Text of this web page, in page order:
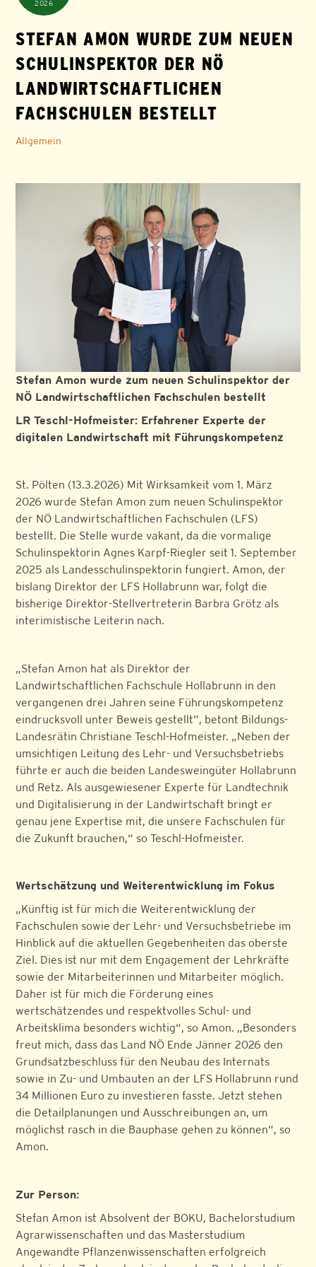
2026
STEFAN AMON WURDE ZUM NEUEN
SCHULINSPEKTOR DER NÖ
LANDWIRTSCHAFTLICHEN
FACHSCHULEN BESTELLT
Allgemein
Stefan Amon wurde zum neuen Schulinspektor der
NÖ Landwirtschaftlichen Fachschulen bestellt
LR Teschl-Hofmeister: Erfahrener Experte der
digitalen Landwirtschaft mit Führungskompetenz
St. Pölten (13.3.2026) Mit Wirksamkeit vom 1. März
2026 wurde Stefan Amon zum neuen Schulinspektor
der NÖ Landwirtschaftlichen Fachschulen (LFS)
bestellt. Die Stelle wurde vakant, da die vormalige
Schulinspektorin Agnes Karpf-Riegler seit 1. September
2025 als Landesschulinspektorin fungiert. Amon, der
bislang Direktor der LFS Hollabrunn war, folgt die
bisherige Direktor-Stellvertreterin Barbra Grötz als
interimistische Leiterin nach.
„Stefan Amon hat als Direktor der
Landwirtschaftlichen Fachschule Hollabrunn in den
vergangenen drei Jahren seine Führungskompetenz
eindrucksvoll unter Beweis gestellt”, betont Bildungs-
Landesrätin Christiane Teschl-Hofmeister. „Neben der
umsichtigen Leitung des Lehr- und Versuchsbetriebs
führte er auch die beiden Landesweingüter Hollabrunn
und Retz. Als ausgewiesener Experte für Landtechnik
und Digitalisierung in der Landwirtschaft bringt er
genau jene Expertise mit, die unsere Fachschulen für
die Zukunft brauchen,“ so Teschl-Hofmeister.
Wertschätzung und Weiterentwicklung im Fokus
„Künftig ist für mich die Weiterentwicklung der
Fachschulen sowie der Lehr- und Versuchsbetriebe im
Hinblick auf die aktuellen Gegebenheiten das oberste
Ziel. Dies ist nur mit dem Engagement der Lehrkräfte
sowie der Mitarbeiterinnen und Mitarbeiter möglich.
Daher ist für mich die Förderung eines
wertschätzendes und respektvolles Schul- und
Arbeitsklima besonders wichtig“, so Amon. „Besonders
freut mich, dass das Land NÖ Ende Jänner 2026 den
Grundsatzbeschluss für den Neubau des Internats
sowie in Zu- und Umbauten an der LFS Hollabrunn rund
34 Millionen Euro zu investieren fasste. Jetzt stehen
die Detailplanungen und Ausschreibungen an, um
möglichst rasch in die Bauphase gehen zu können“, so
Amon.
Zur Person:
Stefan Amon ist Absolvent der BOKU, Bachelorstudium
Agrarwissenschaften und das Masterstudium
Angewandte Pflanzenwissenschaften erfolgreich